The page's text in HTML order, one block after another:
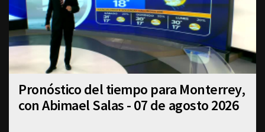
Pronóstico del tiempo para Monterrey,
con Abimael Salas - 07 de agosto 2026